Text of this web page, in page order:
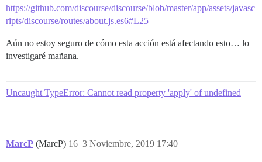
        actions: {
            didTransition: function() {
                !0
            }
https://github.com/discourse/discourse/blob/master/app/assets/javasc
ripts/discourse/routes/about.js.es6#L25
Aún no estoy seguro de cómo esta acción está afectando esto… lo
investigaré mañana.
Uncaught TypeError: Cannot read property 'apply' of undefined
MarcP (MarcP) 3 Noviembre, 2019 17:40
16